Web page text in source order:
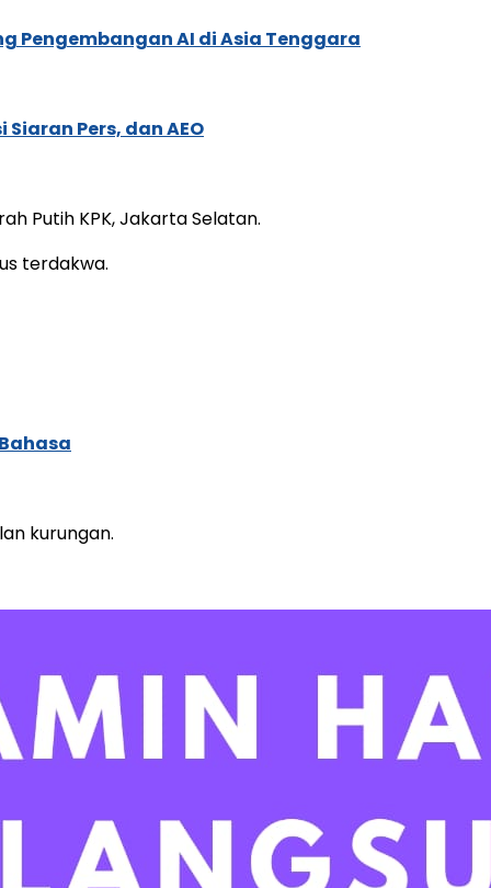
Pengembangan AI di Asia Tenggara
Pers, dan AEO
Putih KPK, Jakarta Selatan.
terdakwa.
kurungan.